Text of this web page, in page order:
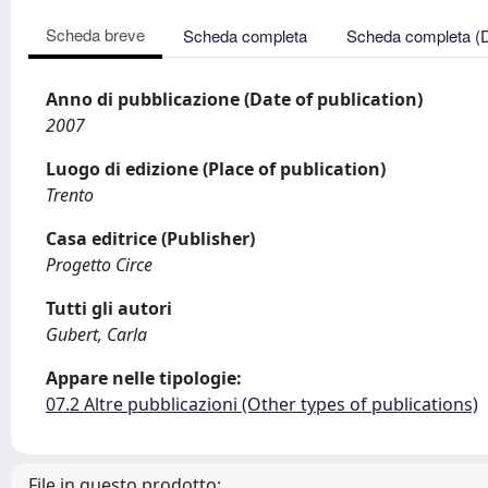
Scheda breve Scheda completa Scheda completa
Anno di pubblicazione (Date of publication)
2007
Luogo di edizione (Place of publication)
Trento
Casa editrice (Publisher)
Progetto Circe
Tutti gli autori
Gubert, Carla
Appare nelle tipologie:
07.2 Altre pubblicazioni (Other types of publications)